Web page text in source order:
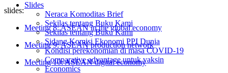
Slides
Neraca Komoditas Brief
Sekilas tentang Buku Kami
Sekilas tentang Buku Kami
Sidang Komisi Ekonomi PPI Dunia
Kondisi perekonomian di masa COVID-19
Comparative advantage untuk vaksin
Economics
slides:
Meeting 8: ASEAN in the global economy
Meeting 9: ASEAN production network
Meeting 10: ASEAN digital economy